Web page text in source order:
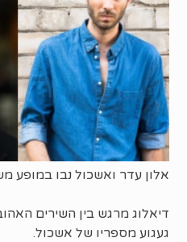
אלון עדר ואשכול נבו במופע
דיאלוג מרגש בין השירים
געגוע מספריו של אשכול.